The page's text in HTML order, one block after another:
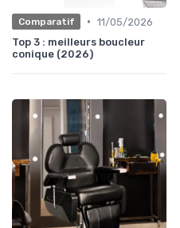
Comparatif • 11/05/2026
Top 3 : meilleurs boucleur
conique (2026)